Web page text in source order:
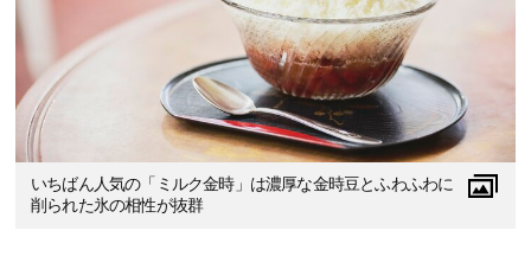
いちばん人気の「ミルク金時」は濃厚な金時豆とふわふわに
削られた氷の相性が抜群